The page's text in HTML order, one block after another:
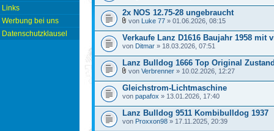
Links
Werbung bei uns
Datenschutzklausel
2x NOS 12.75-28 ungebraucht
von Luke 77 » 01.06.2026, 08:15
Verkaufe Lanz D1616 Baujahr 1958 mit
von Ditmar » 18.03.2026, 07:51
Lanz Bulldog 1666 Top Original
von Verbrenner » 10.02.2026, 12:27
Gleichstrom-Lichtmaschine
von papafox » 13.01.2026, 17:40
Lanz Bulldog 9511 Kombibulldog 1937
von Proxxon98 » 17.11.2025, 20:39